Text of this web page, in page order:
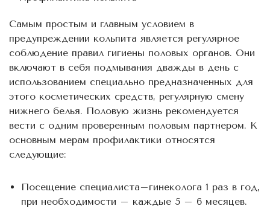
Самым простым и главным условием в
предупреждении кольпита является регулярное
соблюдение правил гигиены половых органов. Они
включают в себя подмывания дважды в день с
использованием специально предназначенных для
этого косметических средств, регулярную смену
нижнего белья. Половую жизнь рекомендуется
вести с одним проверенным половым партнером. К
основным мерам профилактики относятся
следующие:
Посещение специалиста–гинеколога 1 раз в год,
при необходимости – каждые 5 – 6 месяцев.